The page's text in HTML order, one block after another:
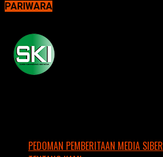
PARIWARA
PEDOMAN PEMBERITAAN MEDIA SIBER